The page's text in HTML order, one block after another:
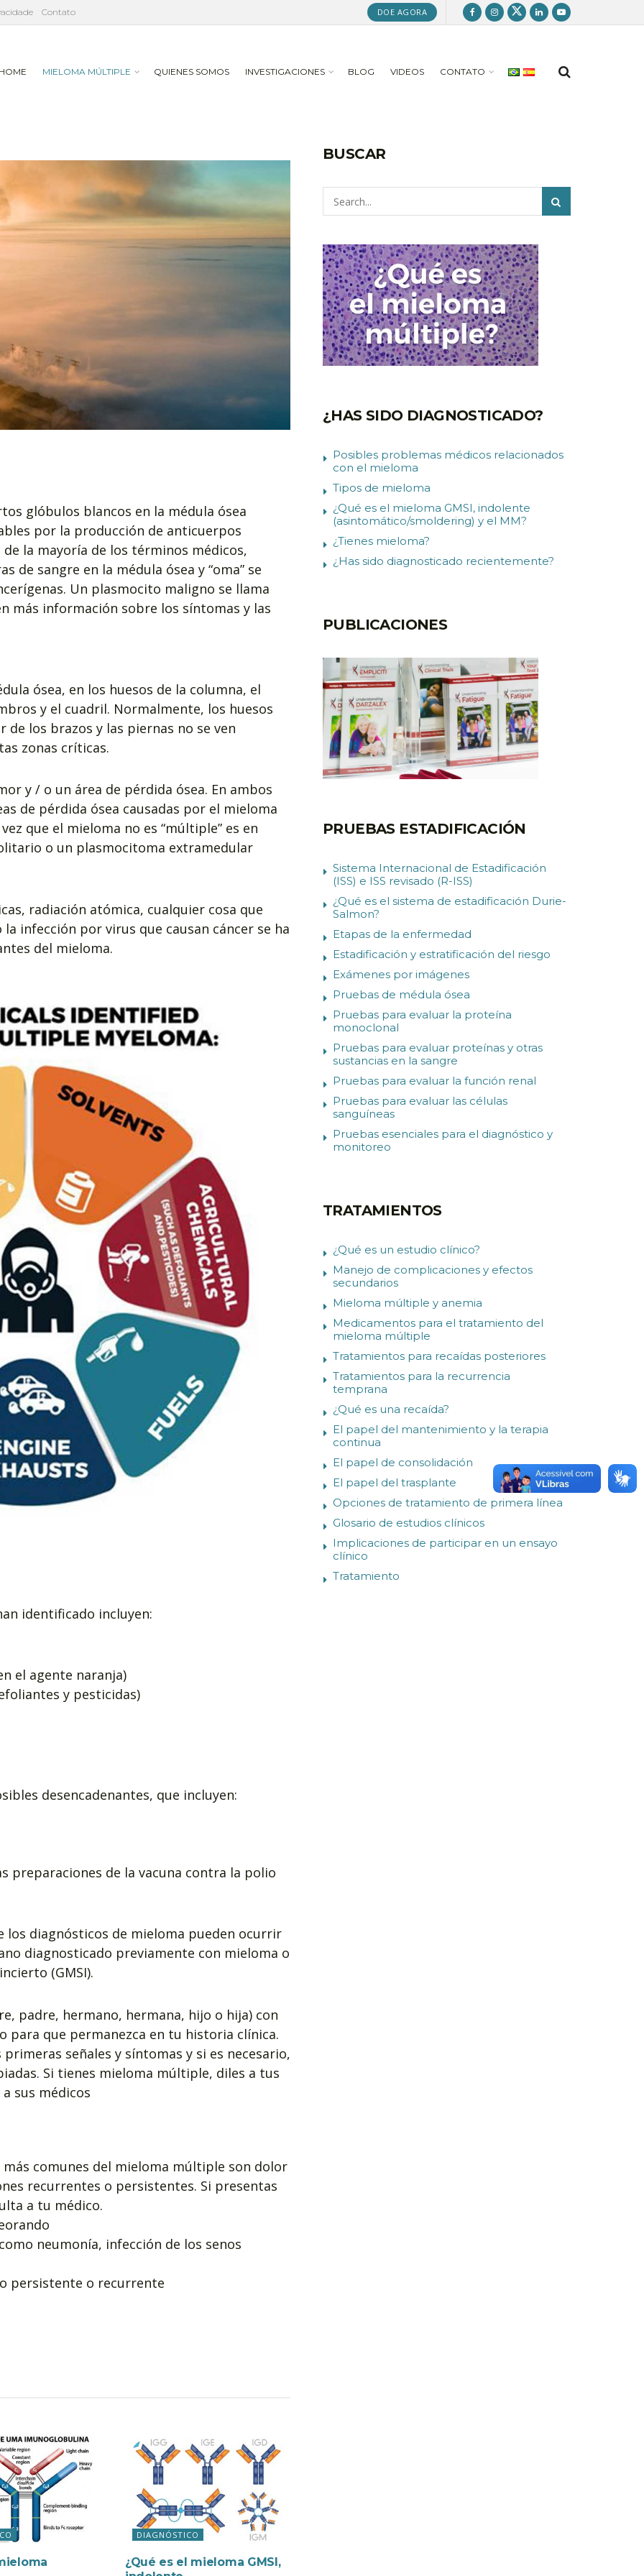
Contato DOE AGORA
HOME MIELOMA MÚLTIPLE QUIENES SOMOS INVESTIGACIONES BLOG VIDEOS CONTATO
glóbulos blancos en la médula ósea
por la producción de anticuerpos
la mayoría de los términos médicos,
de sangre en la médula ósea y “oma” se
Un plasmocito maligno se llama
más información sobre los síntomas y las
ósea, en los huesos de la columna, el
y el cuadril. Normalmente, los huesos
los brazos y las piernas no se ven
zonas críticas.
y / o un área de pérdida ósea. En ambos
de pérdida ósea causadas por el mieloma
que el mieloma no es “múltiple” es en
o un plasmocitoma extramedular
radiación atómica, cualquier cosa que
infección por virus que causan cáncer se ha
del mieloma.
identificado incluyen:
el agente naranja)
y pesticidas)
desencadenantes, que incluyen:
preparaciones de la vacuna contra la polio
los diagnósticos de mieloma pueden ocurrir
diagnosticado previamente con mieloma o
(GMSI).
padre, hermano, hermana, hijo o hija) con
para que permanezca en tu historia clínica.
señales y síntomas y si es necesario,
Si tienes mieloma múltiple, diles a tus
sus médicos
más comunes del mieloma múltiple son dolor
recurrentes o persistentes. Si presentas
a tu médico.
neumonía, infección de los senos
persistente o recurrente
DIAGNÓSTICO
¿Qué es el mieloma GMSI,
BUSCAR
Pesquisar
¿HAS SIDO DIAGNOSTICADO?
Posibles problemas médicos relacionados
con el mieloma
Tipos de mieloma
¿Qué es el mieloma GMSI, indolente
(asintomático/smoldering) y el MM?
¿Tienes mieloma?
¿Has sido diagnosticado recientemente?
PUBLICACIONES
PRUEBAS ESTADIFICACIÓN
Sistema Internacional de Estadificación
(ISS) e ISS revisado (R-ISS)
¿Qué es el sistema de estadificación Durie-
Salmon?
Etapas de la enfermedad
Estadificación y estratificación del riesgo
Exámenes por imágenes
Pruebas de médula ósea
Pruebas para evaluar la proteína
monoclonal
Pruebas para evaluar proteínas y otras
sustancias en la sangre
Pruebas para evaluar la función renal
Pruebas para evaluar las células
sanguíneas
Pruebas esenciales para el diagnóstico y
monitoreo
TRATAMIENTOS
¿Qué es un estudio clínico?
Manejo de complicaciones y efectos
secundarios
Mieloma múltiple y anemia
Medicamentos para el tratamiento del
mieloma múltiple
Tratamientos para recaídas posteriores
Tratamientos para la recurrencia
temprana
¿Qué es una recaída?
El papel del mantenimiento y la terapia
continua
El papel de consolidación
El papel del trasplante
Opciones de tratamiento de primera línea
Glosario de estudios clínicos
Implicaciones de participar en un ensayo
clínico
Tratamiento